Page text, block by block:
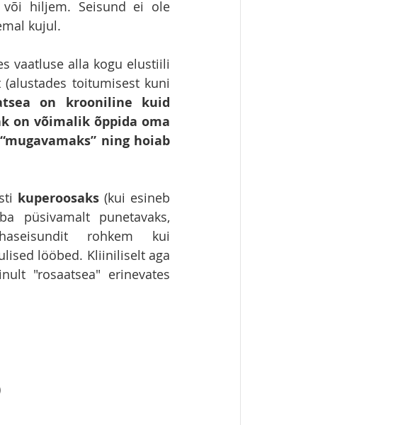
või hiljem. Seisund ei ole
kujul.
vaatluse alla kogu elustiili
toitumisest kuni
on krooniline kuid
on võimalik õppida oma
ning hoiab
kuperoosaks (kui esineb
püsivamalt punetavaks,
rohkem kui
lööbed. Kliiniliselt aga
"rosaatsea" erinevates